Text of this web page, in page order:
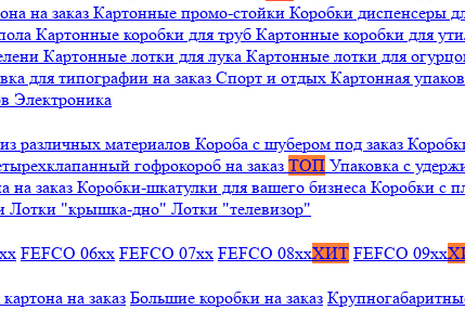
на заказ Картонные промо-стойки Коробки диспенсеры
Картонные коробки для труб Картонные коробки для
Картонные лотки для лука Картонные лотки для
для типографии на заказ Спорт и отдых Картонная
Электроника
различных материалов Короба с шубером под заказ
гофрокороб на заказ ТОП Упаковка с
на заказ Коробки-шкатулки для вашего бизнеса Коробки с
Лотки "крышка-дно" Лотки "телевизор"
FEFCO 06xx FEFCO 07xx FEFCO 08xxХИТ FEFCO 09xx
на заказ Большие коробки на заказ